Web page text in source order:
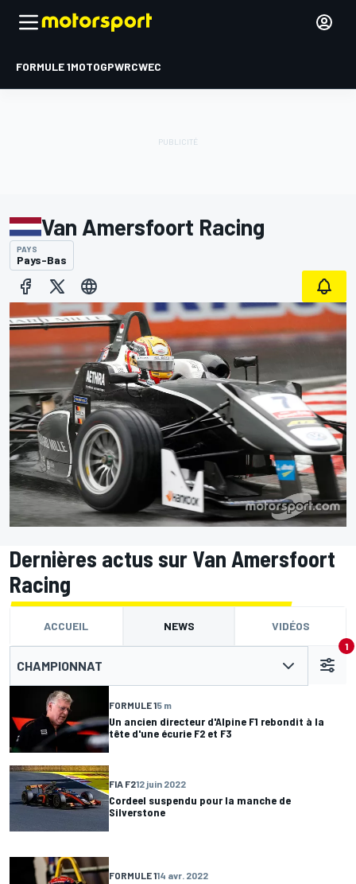
FORMULE 1MOTOGPWRCWEC
Van Amersfoort Racing
PAYS
Pays-Bas
Dernières actus sur Van Amersfoort
Racing
ACCUEIL NEWS VIDÉOS
CHAMPIONNAT
1
FORMULE 15 m
Un ancien directeur d'Alpine F1 rebondit à la
tête d'une écurie F2 et F3
FIA F212 juin 2022
Cordeel suspendu pour la manche de
Silverstone
FORMULE 114 avr. 2022